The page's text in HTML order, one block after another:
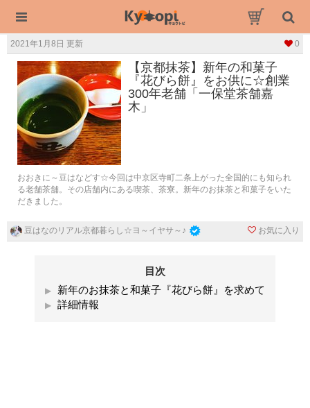
2021年1月8日 更新 0
【京都抹茶】新年の和菓子
『花びら餅』をお供に☆創業
300年老舗「一保堂茶舗嘉
木」
おおきに～豆はなどす☆今回は中京区寺町二条上がった全国的にも知られ
る老舗茶舗。その店舗内にある喫茶、茶寮。新年のお抹茶と和菓子をいた
だきました。
豆はなのリアル京都暮らし☆ヨ～イヤサ～♪ お気に入り
目次
新年のお抹茶と和菓子『花びら餅』を求めて
詳細情報